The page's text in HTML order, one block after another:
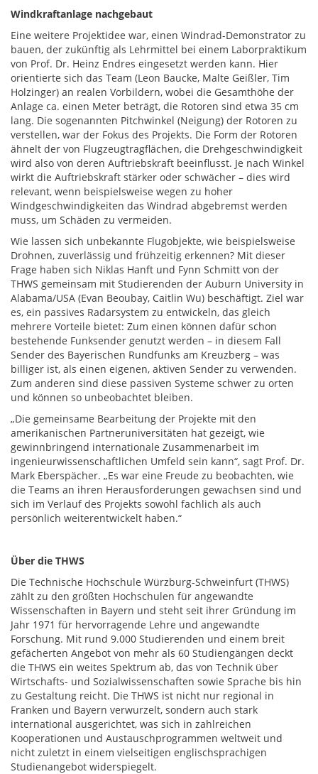
Windkraftanlage nachgebaut
Eine weitere Projektidee war, einen Windrad-Demonstrator zu
bauen, der zukünftig als Lehrmittel bei einem Laborpraktikum
von Prof. Dr. Heinz Endres eingesetzt werden kann. Hier
orientierte sich das Team (Leon Baucke, Malte Geißler, Tim
Holzinger) an realen Vorbildern, wobei die Gesamthöhe der
Anlage ca. einen Meter beträgt, die Rotoren sind etwa 35 cm
lang. Die sogenannten Pitchwinkel (Neigung) der Rotoren zu
verstellen, war der Fokus des Projekts. Die Form der Rotoren
ähnelt der von Flugzeugtragflächen, die Drehgeschwindigkeit
wird also von deren Auftriebskraft beeinflusst. Je nach Winkel
wirkt die Auftriebskraft stärker oder schwächer – dies wird
relevant, wenn beispielsweise wegen zu hoher
Windgeschwindigkeiten das Windrad abgebremst werden
muss, um Schäden zu vermeiden.
Wie lassen sich unbekannte Flugobjekte, wie beispielsweise
Drohnen, zuverlässig und frühzeitig erkennen? Mit dieser
Frage haben sich Niklas Hanft und Fynn Schmitt von der
THWS gemeinsam mit Studierenden der Auburn University in
Alabama/USA (Evan Beoubay, Caitlin Wu) beschäftigt. Ziel war
es, ein passives Radarsystem zu entwickeln, das gleich
mehrere Vorteile bietet: Zum einen können dafür schon
bestehende Funksender genutzt werden – in diesem Fall
Sender des Bayerischen Rundfunks am Kreuzberg – was
billiger ist, als einen eigenen, aktiven Sender zu verwenden.
Zum anderen sind diese passiven Systeme schwer zu orten
und können so unbeobachtet bleiben.
„Die gemeinsame Bearbeitung der Projekte mit den
amerikanischen Partneruniversitäten hat gezeigt, wie
gewinnbringend internationale Zusammenarbeit im
ingenieurwissenschaftlichen Umfeld sein kann“, sagt Prof. Dr.
Mark Eberspächer. „Es war eine Freude zu beobachten, wie
die Teams an ihren Herausforderungen gewachsen sind und
sich im Verlauf des Projekts sowohl fachlich als auch
persönlich weiterentwickelt haben.“
Über die THWS
Die Technische Hochschule Würzburg-Schweinfurt (THWS)
zählt zu den größten Hochschulen für angewandte
Wissenschaften in Bayern und steht seit ihrer Gründung im
Jahr 1971 für hervorragende Lehre und angewandte
Forschung. Mit rund 9.000 Studierenden und einem breit
gefächerten Angebot von mehr als 60 Studiengängen deckt
die THWS ein weites Spektrum ab, das von Technik über
Wirtschafts- und Sozialwissenschaften sowie Sprache bis hin
zu Gestaltung reicht. Die THWS ist nicht nur regional in
Franken und Bayern verwurzelt, sondern auch stark
international ausgerichtet, was sich in zahlreichen
Kooperationen und Austauschprogrammen weltweit und
nicht zuletzt in einem vielseitigen englischsprachigen
Studienangebot widerspiegelt.